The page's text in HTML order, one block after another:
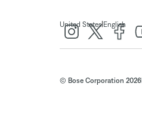
United States| English
© Bose Corporation 2026